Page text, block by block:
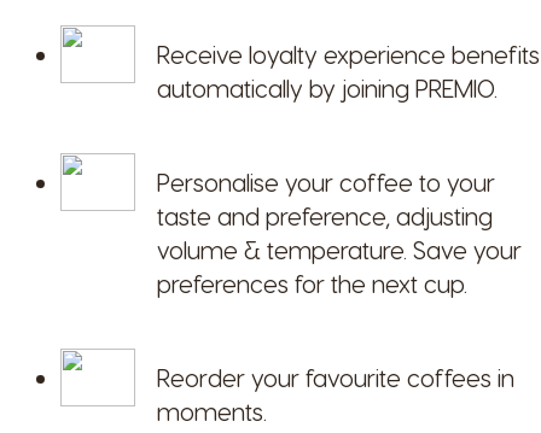
Receive loyalty experience benefits
automatically by joining PREMIO.
Personalise your coffee to your
taste and preference, adjusting
volume & temperature. Save your
preferences for the next cup.
Reorder your favourite coffees in
moments.